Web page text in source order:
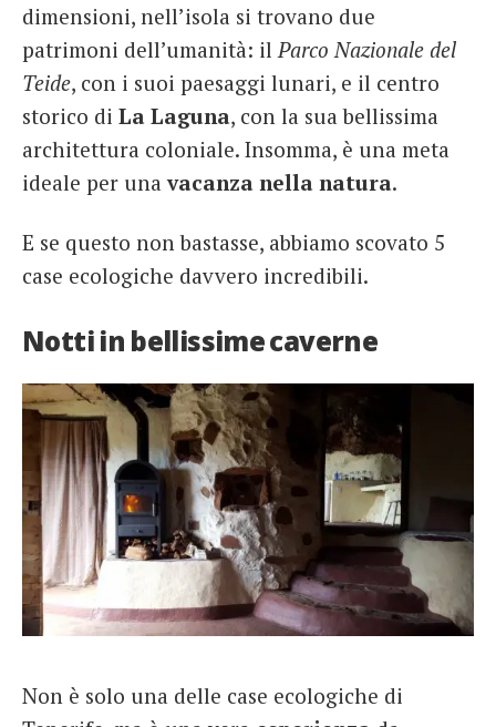
dimensioni, nell’isola si trovano due
patrimoni dell’umanità: ilParco Nazionale del
Teide, con i suoi paesaggi lunari, e il centro
storico di La Laguna, con la sua bellissima
architettura coloniale. Insomma, è una meta
ideale per unavacanza nella natura.
E se questo non bastasse, abbiamo scovato 5
case ecologiche davvero incredibili.
Notti in bellissime caverne
Non è solo una delle case ecologiche di